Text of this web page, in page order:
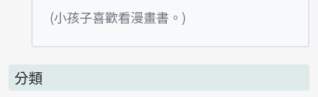
(小孩子喜歡看漫畫書。)
分類